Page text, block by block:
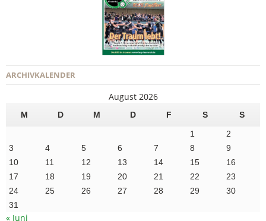
ARCHIVKALENDER
August 2026
M D M D F S
S
1
2
3
4 5 6 7 8
9
10
11 12 13 14 15
16
17
18 19 20 21 22
23
24
25 26 27 28 29
30
31
« Juni